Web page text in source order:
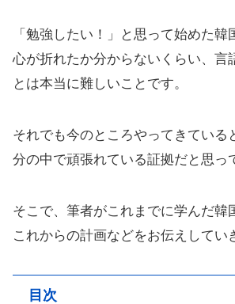
「勉強したい！」と思って始めた
心が折れたか分からないくらい、言
とは本当に難しいことです。
それでも今のところやってきている
分の中で頑張れている証拠だと思っ
そこで、筆者がこれまでに学んだ韓
これからの計画などをお伝えしてい
目次